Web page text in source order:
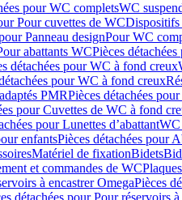
pour WC completsWC
Pour cuvettes de WCDispositifs
Panneau designPour WC
abattants WCPièces
détachées pour WC à fond creux
pour WC à fond creux
PMRPièces détachées
pour Cuvettes de WC à fond
pour Lunettes d’abattantWC
enfantsPièces détachées pour
Matériel de fixationBidets
et commandes de WC
à encastrer OmegaPièces
détachées pour Pour réservoirs